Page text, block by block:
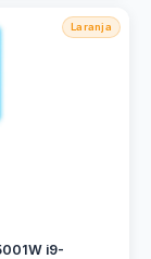
Laranja
i9-